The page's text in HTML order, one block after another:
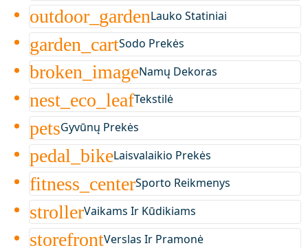
outdoor_gardenLauko Statiniai
garden_cartSodo Prekės
broken_imageNamų Dekoras
nest_eco_leafTekstilė
petsGyvūnų Prekės
pedal_bikeLaisvalaikio Prekės
fitness_centerSporto Reikmenys
strollerVaikams Ir Kūdikiams
storefrontVerslas Ir Pramonė